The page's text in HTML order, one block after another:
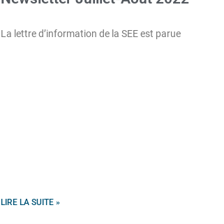
La lettre d’information de la SEE est parue
LIRE LA SUITE »